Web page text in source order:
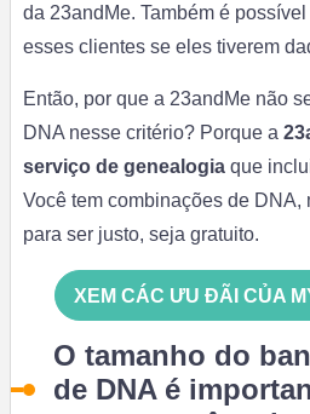
da 23andMe. Também é
esses clientes se eles tiverem
Então, por que a 23andMe não
DNA nesse critério? Porque a
serviço de genealogiaque
Você tem combinações de DNA,
para ser justo, seja gratuito.
XEM CÁC ƯU ĐÃI CỦA
O tamanho do
de DNA é